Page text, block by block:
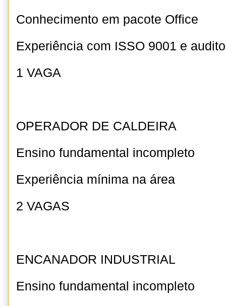
Conhecimento em pacote Office
Experiência com ISSO 9001 e
1 VAGA
OPERADOR DE CALDEIRA
Ensino fundamental incompleto
Experiência mínima na área
2 VAGAS
ENCANADOR INDUSTRIAL
Ensino fundamental incompleto